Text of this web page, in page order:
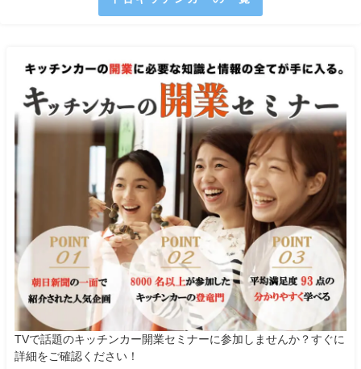
TVで話題のキッチンカー開業セミナーに参加しませんか？すぐに
詳細をご確認ください！